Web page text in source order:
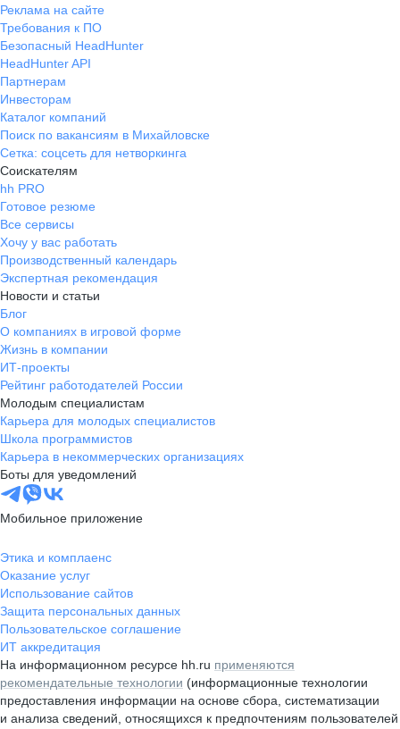
Реклама на сайте
Требования к ПО
Безопасный HeadHunter
HeadHunter API
Партнерам
Инвесторам
Каталог компаний
Поиск по вакансиям в Михайловске
Сетка: соцсеть для нетворкинга
Соискателям
hh PRO
Готовое резюме
Все сервисы
Хочу у вас работать
Производственный календарь
Экспертная рекомендация
Новости и статьи
Блог
О компаниях в игровой форме
Жизнь в компании
ИТ-проекты
Рейтинг работодателей России
Молодым специалистам
Карьера для молодых специалистов
Школа программистов
Карьера в некоммерческих организациях
Боты для уведомлений
Мобильное приложение
Этика и комплаенс
Оказание услуг
Использование сайтов
Защита персональных данных
Пользовательское соглашение
ИТ аккредитация
На информационном ресурсе hh.ru применяются
рекомендательные технологии (информационные технологии
предоставления информации на основе сбора, систематизации
и анализа сведений, относящихся к предпочтениям пользователей